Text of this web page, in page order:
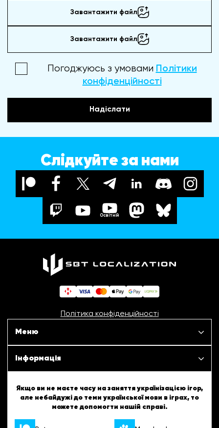
Завантажити файл
Завантажити файл
Погоджуюсь з умовами Політики
конфіденційності
Надіслати
Слідкуйте за нами
Освітній
Політика конфіденційності
Меню
Наші проєкти
Інформація
ШБТурнір
ШБТворчість
Якщо ви не маєте часу на заняття українізацією ігор,
але небайдужі до теми української мови в іграх, то
можете допомогти нашій справі.